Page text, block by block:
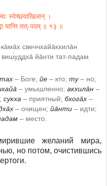
स्वेच्छयाखिलान् ।
यान्ति तत्-पदम् ॥ १३ ॥
свеччхайа̄кхила̄н
йа̄нти тат-падам
– Боге; йе– кто; ту– но;
– умышленно; акхила̄н–
сукха – приятный; бхога̄х̣ –
– очищен; йа̄нти– идти;
– место.
желаний мира,
но потом, очистившись